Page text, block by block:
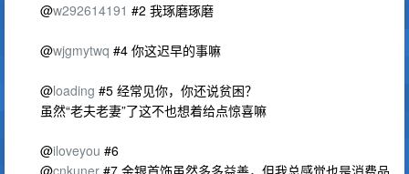
@w292614191 #2 我琢磨琢磨
@wjgmytwq #4 你这迟早的事嘛
@loading #5 经常见你，你还说贫困？
虽然“老夫老妻”了这不也想着给点惊喜嘛
@iloveyou #6
@cnkuner #7 金银首饰虽然多多益善，但我总感觉也是消费品